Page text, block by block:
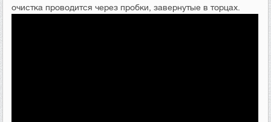
очистка проводится через пробки, завернутые в торцах.